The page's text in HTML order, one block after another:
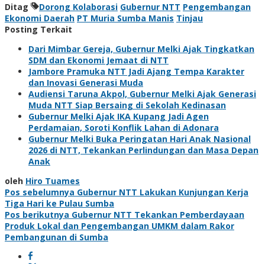
Ditag Dorong Kolaborasi Gubernur NTT Pengembangan
Ekonomi Daerah PT Muria Sumba Manis Tinjau
Posting Terkait
Dari Mimbar Gereja, Gubernur Melki Ajak Tingkatkan
SDM dan Ekonomi Jemaat di NTT
Jambore Pramuka NTT Jadi Ajang Tempa Karakter
dan Inovasi Generasi Muda
Audiensi Taruna Akpol, Gubernur Melki Ajak Generasi
Muda NTT Siap Bersaing di Sekolah Kedinasan
Gubernur Melki Ajak IKA Kupang Jadi Agen
Perdamaian, Soroti Konflik Lahan di Adonara
Gubernur Melki Buka Peringatan Hari Anak Nasional
2026 di NTT, Tekankan Perlindungan dan Masa Depan
Anak
oleh Hiro Tuames
Navigasi
pos
Pos sebelumnya Gubernur NTT Lakukan Kunjungan Kerja
Tiga Hari ke Pulau Sumba
Pos berikutnya Gubernur NTT Tekankan Pemberdayaan
Produk Lokal dan Pengembangan UMKM dalam Rakor
Pembangunan di Sumba